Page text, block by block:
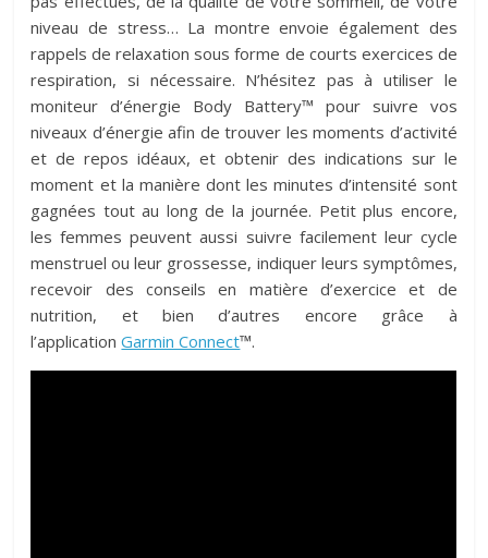
niveau de stress… La montre envoie également des
rappels de relaxation sous forme de courts exercices de
respiration, si nécessaire. N’hésitez pas à utiliser le
moniteur d’énergie Body Battery™ pour suivre vos
niveaux d’énergie afin de trouver les moments d’activité
et de repos idéaux, et obtenir des indications sur le
moment et la manière dont les minutes d’intensité sont
gagnées tout au long de la journée. Petit plus encore,
les femmes peuvent aussi suivre facilement leur cycle
menstruel ou leur grossesse, indiquer leurs symptômes,
recevoir des conseils en matière d’exercice et de
nutrition, et bien d’autres encore grâce à
l’applicationGarmin Connect™.